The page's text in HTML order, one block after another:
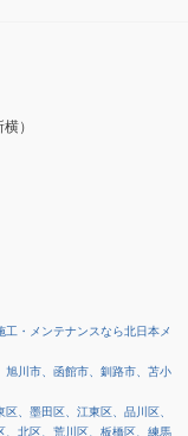
）
工・メンテナンスなら北日本メ
旭川市、函館市、釧路市、苫小
、墨田区、江東区、品川区、
、北区、荒川区、板橋区、練馬